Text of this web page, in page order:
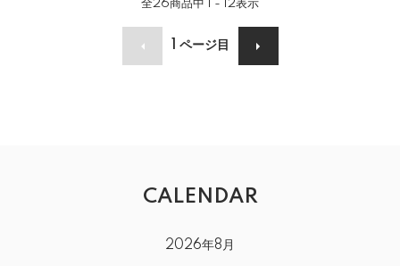
全26商品中 1 - 12表示
1 ページ目
CALENDAR
2026年8月